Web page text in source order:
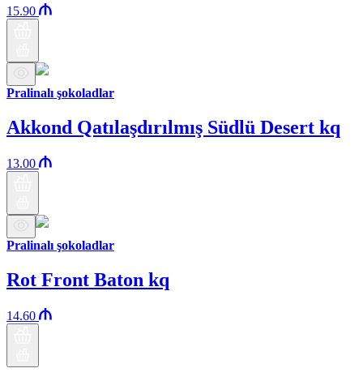
15.90
Pralinalı şokoladlar
Akkond Qatılaşdırılmış Südlü Desert kq
13.00
Pralinalı şokoladlar
Rot Front Baton kq
14.60